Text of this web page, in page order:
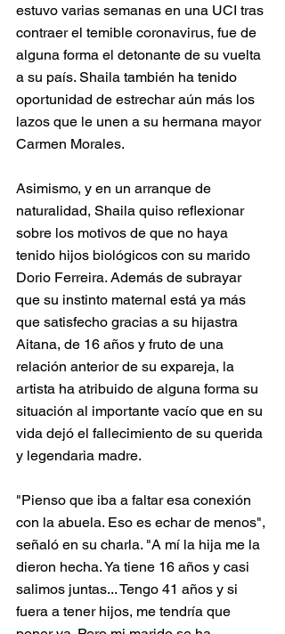
estuvo varias semanas en una UCI tras
contraer el temible coronavirus, fue de
alguna forma el detonante de su vuelta
a su país. Shaila también ha tenido
oportunidad de estrechar aún más los
lazos que le unen a su hermana mayor
Carmen Morales.
Asimismo, y en un arranque de
naturalidad, Shaila quiso reflexionar
sobre los motivos de que no haya
tenido hijos biológicos con su marido
Dorio Ferreira. Además de subrayar
que su instinto maternal está ya más
que satisfecho gracias a su hijastra
Aitana, de 16 años y fruto de una
relación anterior de su expareja, la
artista ha atribuido de alguna forma su
situación al importante vacío que en su
vida dejó el fallecimiento de su querida
y legendaria madre.
"Pienso que iba a faltar esa conexión
con la abuela. Eso es echar de menos",
señaló en su charla. "A mí la hija me la
dieron hecha. Ya tiene 16 años y casi
salimos juntas... Tengo 41 años y si
fuera a tener hijos, me tendría que